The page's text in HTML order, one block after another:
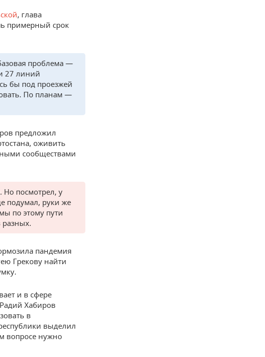
, глава
примерный срок
проблема —
27 линий
бы под проезжей
По планам —
предложил
оживить
сообществами
Но посмотрел, у
подумал, руки же
по этому пути
разных.
пандемия
Грекову найти
и в сфере
Хабиров
в
выделил
вопросе нужно